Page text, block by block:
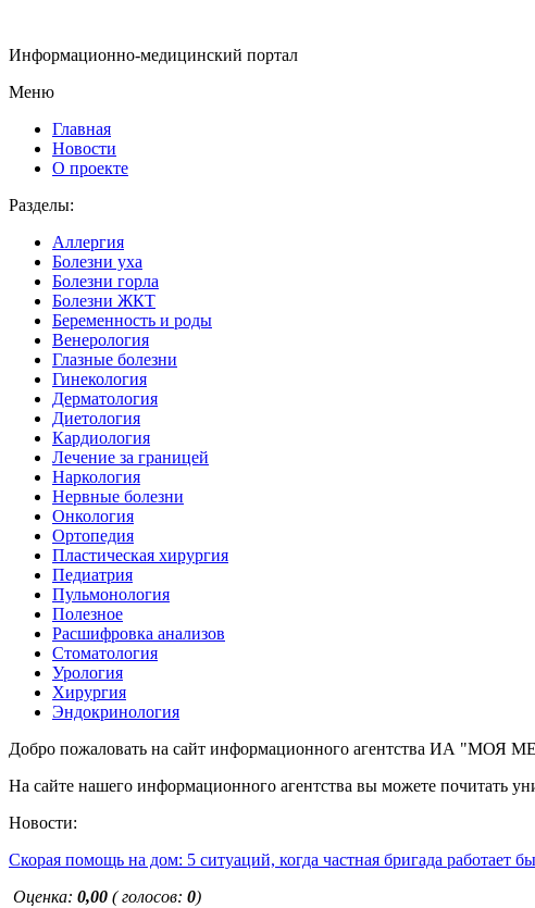
Информационно-медицинский портал
Меню
Главная
Новости
О проекте
Разделы:
Аллергия
Болезни уха
Болезни горла
Болезни ЖКТ
Беременность и роды
Венерология
Глазные болезни
Гинекология
Дерматология
Диетология
Кардиология
Лечение за границей
Наркология
Нервные болезни
Онкология
Ортопедия
Пластическая хирургия
Педиатрия
Пульмонология
Полезное
Расшифровка анализов
Стоматология
Урология
Хирургия
Эндокринология
Добро пожаловать на сайт информационного агентства ИА
На сайте нашего информационного агентства вы можете почитать
Новости:
Скорая помощь на дом: 5 ситуаций, когда частная бригада работает
Оценка: 0,00 ( голосов: 0)